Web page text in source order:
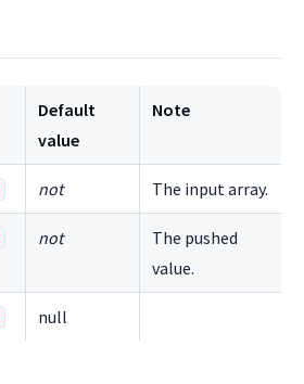
Default
value
Note
not The input array.
not
The pushed
value.
null